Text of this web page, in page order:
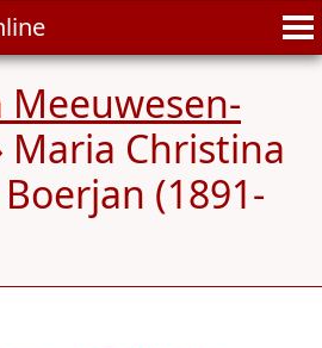
Maria Christina
(1891-